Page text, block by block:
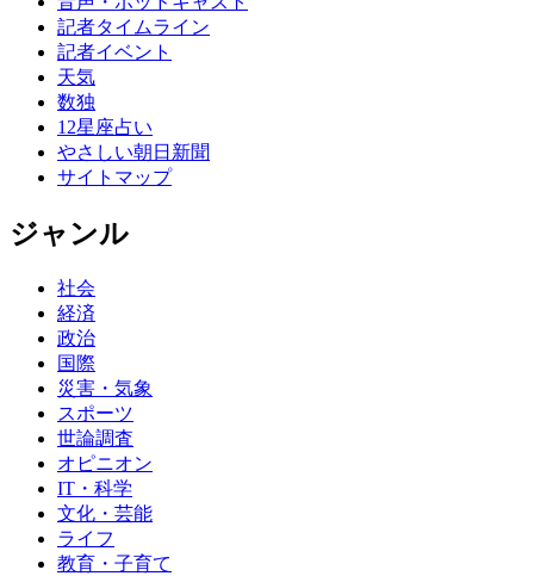
記者タイムライン
記者イベント
天気
数独
12星座占い
やさしい朝日新聞
サイトマップ
ジャンル
社会
経済
政治
国際
災害・気象
スポーツ
世論調査
オピニオン
IT・科学
文化・芸能
ライフ
教育・子育て